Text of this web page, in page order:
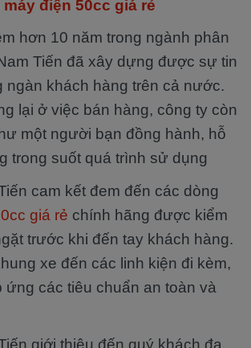
máy điện 50cc giá rẻ
hơn 10 năm trong ngành phân
Tiến đã xây dựng được sự tin
ngàn khách hàng trên cả nước.
lại ở việc bán hàng, công ty còn
một người bạn đồng hành, hỗ
trong suốt quá trình sử dụng
cam kết đem đến các dòng
giá rẻ chính hãng được kiểm
trước khi đến tay khách hàng.
xe đến các linh kiện đi kèm,
ứng các tiêu chuẩn an toàn và
giới thiệu đến quý khách đa